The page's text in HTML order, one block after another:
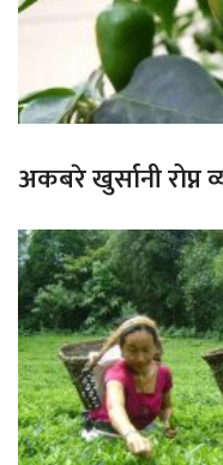
अकबरे खुर्सानी